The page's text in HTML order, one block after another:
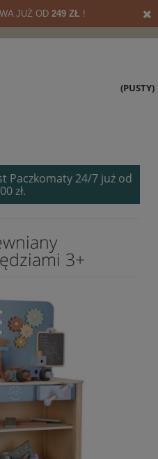
JUŻ OD 249 ZŁ !
(PUSTY)
Paczkomaty 24/7 już od
zł.
3+